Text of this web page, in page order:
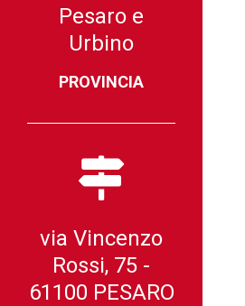
Pesaro e
Urbino
PROVINCIA
via Vincenzo
Rossi, 75 -
61100 PESARO